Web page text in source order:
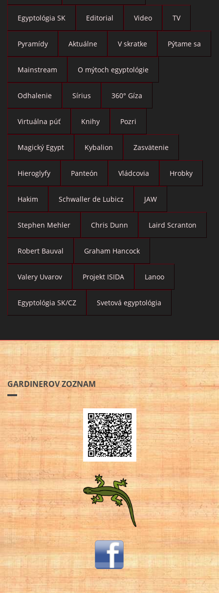
Egyptológia SK Editorial Video TV
Pyramídy Aktuálne V skratke Pýtame sa
Mainstream O mýtoch egyptológie
Odhalenie Sírius 360° Gíza
Virtuálna púť Knihy Pozri
Magický Egypt Kybalion Zasvätenie
Hieroglyfy Panteón Vládcovia Hrobky
Hakim Schwaller de Lubicz JAW
Stephen Mehler Chris Dunn Laird Scranton
Robert Bauval Graham Hancock
Valery Uvarov Projekt ISIDA Lanoo
Egyptológia SK/CZ Svetová egyptológia
GARDINEROV ZOZNAM